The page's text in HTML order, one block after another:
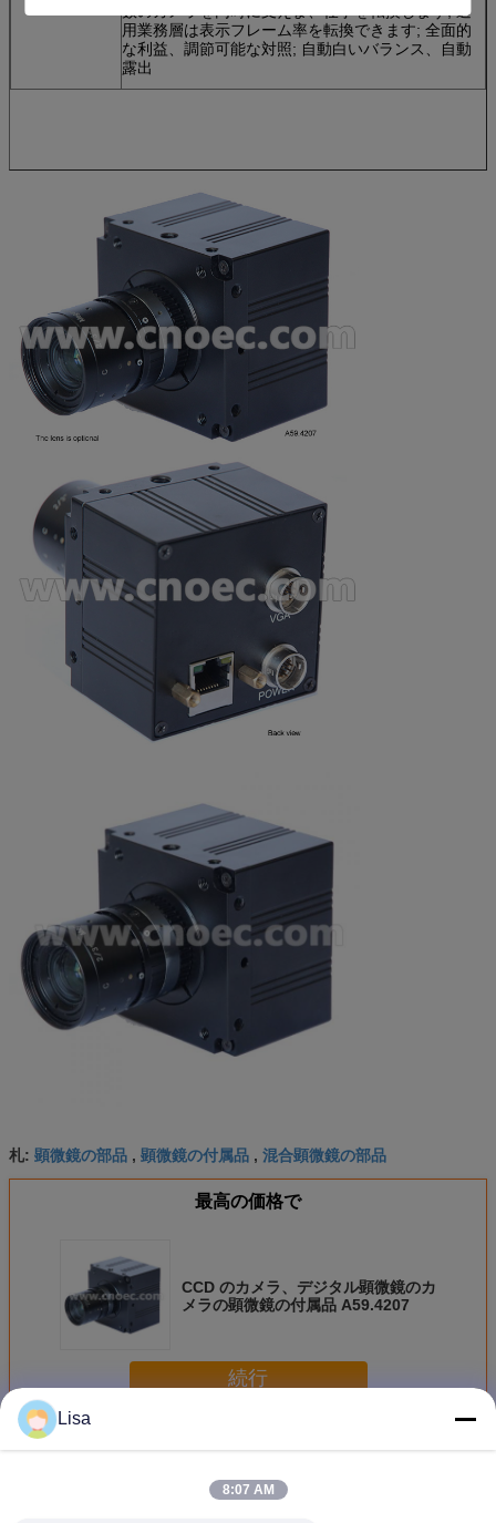
数のカメラを同時に支えま、仕事を転換します; 適
用業務層は表示フレーム率を転換できます; 全面的
な利益、調節可能な対照; 自動白いバランス、自動
露出
札: 顕微鏡の部品 , 顕微鏡の付属品 , 混合顕微鏡の部品
最高の価格で
CCD のカメラ、デジタル顕微鏡のカ
メラの顕微鏡の付属品 A59.4207
続行
多く顕微鏡アクセサリ
Lisa
8:07 AM